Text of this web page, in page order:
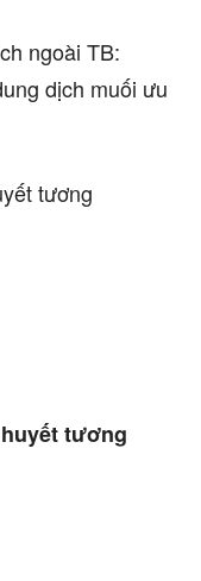
ngoài TB:
dịch muối ưu
tương
tương